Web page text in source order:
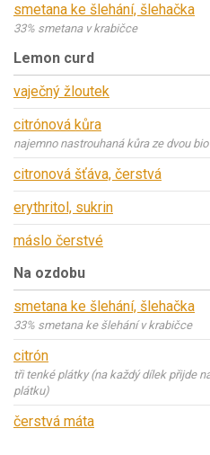
smetana ke šlehání, šlehačka
33% smetana v krabičce
Lemon curd
vaječný žloutek
citrónová kůra
najemno nastrouhaná kůra ze dvou
citronová šťáva, čerstvá
erythritol, sukrin
máslo čerstvé
Na ozdobu
smetana ke šlehání, šlehačka
33% smetana ke šlehání v krabičce
citrón
tři tenké plátky (na každý dílek přijde
plátku)
čerstvá máta